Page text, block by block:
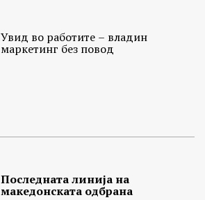
Увид во работите – владин
маркетинг без повод
Последната линија на
македонската одбрана